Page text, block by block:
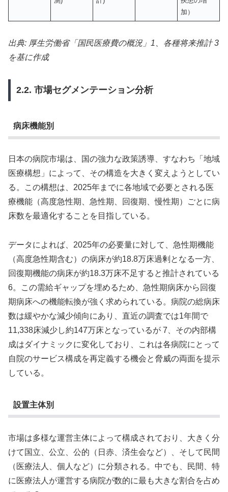
加）
出典: 厚生労働省「国民医療費の概況」1、各種将来推計 3
を基に作成
2.2. 市場セグメンテーション分析
病床機能別
日本の病院市場は、国の強力な政策誘導、すなわち「地域
医療構想」によって、その構造を大きく変えようとしてい
る。この構想は、2025年までに各地域で必要とされる医
療機能（高度急性期、急性期、回復期、慢性期）ごとに病
床数を最適化することを目指している。
データによれば、2025年の必要量に対して、急性期機能
（高度急性期含む）の病床が約18.8万床過剰となる一方、
回復期機能の病床が約18.3万床不足すると推計されている
6。この需給ギャップを埋めるため、急性期病床から回復
期病床への機能転換が強く求められている。病院の総病床
数は緩やかな減少傾向にあり、直近の調査では1年間で
11,338床減少し約147万床となっているが 7、その内部構
成はダイナミックに変化しており、これは各病院にとって
自院のサービス構成を再定義する機会と脅威の両面を提示
している。
設置主体別
市場は多様な運営主体によって構成されており、大きく分
けて国立、公立、公的（日赤、済生会など）、そして民間
（医療法人、個人など）に分類される。中でも、民間、特
に医療法人が運営する病院が数的に最も大きな割合を占め